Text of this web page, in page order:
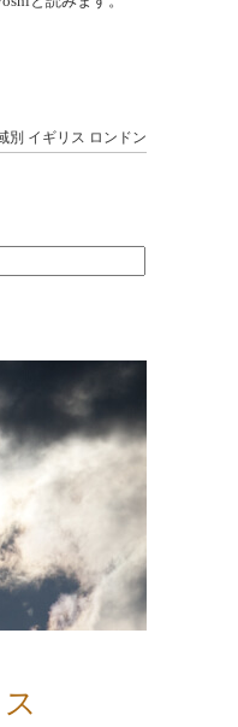
別 イギリス ロンドン